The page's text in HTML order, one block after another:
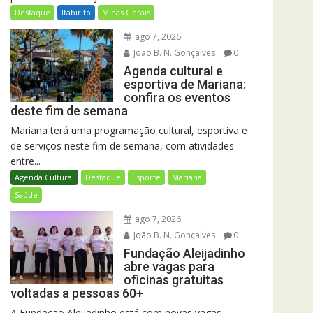
Destaque Itabirito Minas Gerais
ago 7, 2026
João B. N. Gonçalves
0
Agenda cultural e
esportiva de Mariana:
confira os eventos
deste fim de semana
Mariana terá uma programação cultural, esportiva e
de serviços neste fim de semana, com atividades
entre...
Agenda Cultural Destaque Esporte
Mariana
Saúde
ago 7, 2026
João B. N. Gonçalves
0
Fundação Aleijadinho
abre vagas para
oficinas gratuitas
voltadas a pessoas 60+